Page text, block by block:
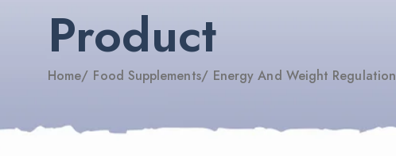
Product
Home/ Food Supplements/ Energy And Weight Regulation